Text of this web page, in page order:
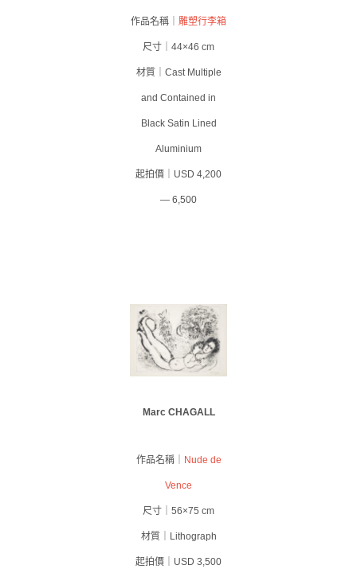
作品名稱｜ 雕塑行李箱
尺寸｜44×46 cm
材質｜Cast Multiple
and Contained in
Black Satin Lined
Aluminium
起拍價｜USD 4,200
— 6,500
Marc CHAGALL
作品名稱｜ Nude de
Vence
尺寸｜56×75 cm
材質｜Lithograph
起拍價｜USD 3,500